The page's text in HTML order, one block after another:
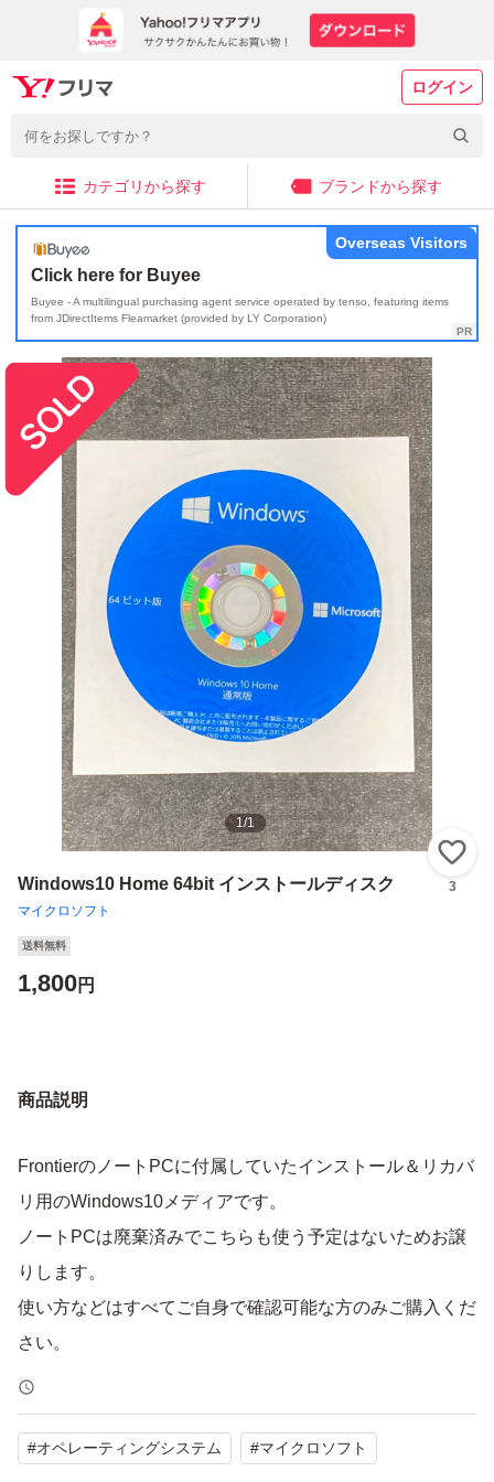
ログイン
カテゴリから探す ブランドから探す
Click here for Buyee
Buyee - A multilingual purchasing agent service operated by tenso, featuring items
from JDirectItems Fleamarket (provided by LY Corporation)
Overseas Visitors
1/1
Windows10 Home 64bit インストールディスク
マイクロソフト
3
送料無料
1,800円
商品説明
FrontierのノートPCに付属していたインストール＆リカバ
リ用のWindows10メディアです。
ノートPCは廃棄済みでこちらも使う予定はないためお譲
りします。
使い方などはすべてご自身で確認可能な方のみご購入くだ
さい。
#オペレーティングシステム #マイクロソフト